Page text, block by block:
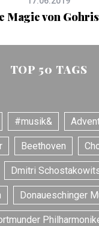
Magie von
TOP 50 TAGS
#musik&
Beethoven
Dmitri
Donaueschinger